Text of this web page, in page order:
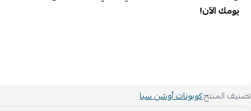
يومك الآن!
تصنيف المنتج:كوبونات أوشن سبا